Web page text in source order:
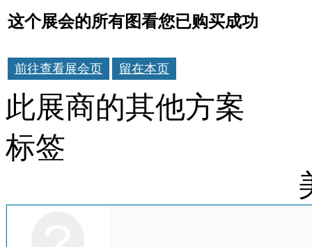
这个展会的所有图看您已购买成功
前往查看展会页 留在本页
此展商的其他方案
标签